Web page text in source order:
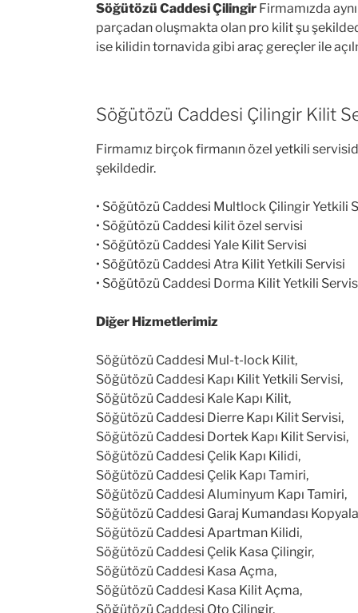
Söğütözü Caddesi Çilingir Firmamızda
parçadan oluşmakta olan pro kilit şu
ise kilidin tornavida gibi araç gereçler ile
Söğütözü Caddesi Çilingir Kilit
Firmamız birçok firmanın özel yetkili
şekildedir.
• Söğütözü Caddesi Multlock Çilingir Yetkili
• Söğütözü Caddesi kilit özel servisi
• Söğütözü Caddesi Yale Kilit Servisi
• Söğütözü Caddesi Atra Kilit Yetkili Servisi
• Söğütözü Caddesi Dorma Kilit Yetkili
Diğer Hizmetlerimiz
Söğütözü Caddesi Mul-t-lock Kilit,
Söğütözü Caddesi Kapı Kilit Yetkili Servisi,
Söğütözü Caddesi Kale Kapı Kilit,
Söğütözü Caddesi Dierre Kapı Kilit Servisi,
Söğütözü Caddesi Dortek Kapı Kilit Servisi,
Söğütözü Caddesi Çelik Kapı Kilidi,
Söğütözü Caddesi Çelik Kapı Tamiri,
Söğütözü Caddesi Aluminyum Kapı Tamiri,
Söğütözü Caddesi Garaj Kumandası
Söğütözü Caddesi Apartman Kilidi,
Söğütözü Caddesi Çelik Kasa Çilingir,
Söğütözü Caddesi Kasa Açma,
Söğütözü Caddesi Kasa Kilit Açma,
Söğütözü Caddesi Oto Çilingir,